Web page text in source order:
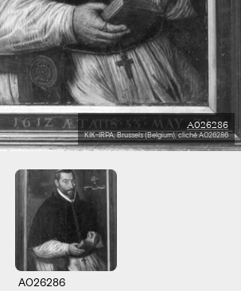
A026286
KIK-IRPA, Brussels (Belgium), cliché A026286
A026286